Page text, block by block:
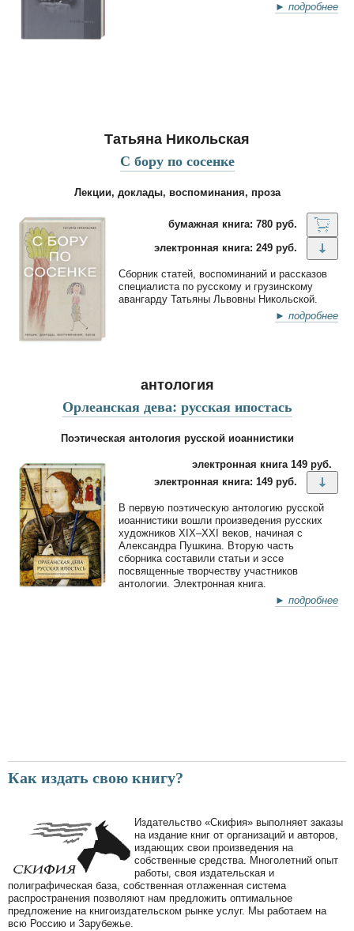
► подробнее
Татьяна Никольская
С бору по сосенке
Лекции, доклады, воспоминания, проза
бумажная книга: 780 руб.
электронная книга: 249 руб.
Сборник статей, воспоминаний и рассказов
специалиста по русскому и грузинскому
авангарду Татьяны Львовны Никольской.
► подробнее
антология
Орлеанская дева: русская ипостась
Поэтическая антология русской иоаннистики
электронная книга 149 руб.
электронная книга: 149 руб.
В первую поэтическую антологию русской
иоаннистики вошли произведения русских
художников XIX–XXI веков, начиная с
Александра Пушкина. Вторую часть
сборника составили статьи и эссе
посвященные творчеству участников
антологии. Электронная книга.
► подробнее
Как издать свою книгу?
Издательство «Скифия» выполняет заказы
на издание книг от организаций и авторов,
издающих свои произведения на
собственные средства. Многолетний опыт
работы, своя издательская и
полиграфическая база, собственная отлаженная система
распространения позволяют нам предложить оптимальное
предложение на книгоиздательском рынке услуг. Мы работаем на
всю Россию и Зарубежье.